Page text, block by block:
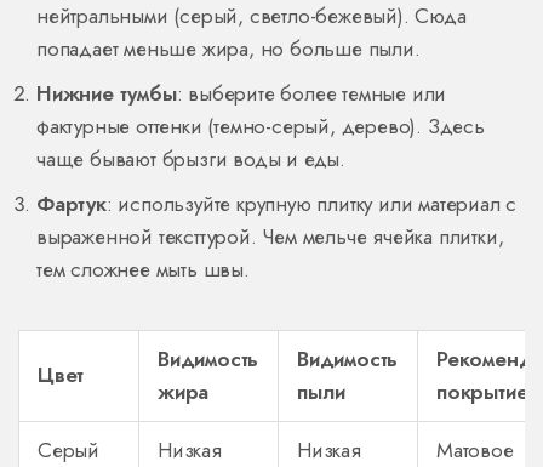
нейтральными (серый, светло-бежевый). Сюда
попадает меньше жира, но больше пыли.
Нижние тумбы: выберите более темные или
фактурные оттенки (темно-серый, дерево). Здесь
чаще бывают брызги воды и еды.
Фартук: используйте крупную плитку или материал с
выраженной тексттурой. Чем мельче ячейка плитки,
тем сложнее мыть швы.
Цвет
Видимость
жира
Видимость
пыли
покрытие
Серый
Низкая Низкая Матовое